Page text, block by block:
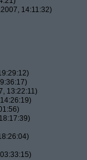
14:11:32)
13:22:11)